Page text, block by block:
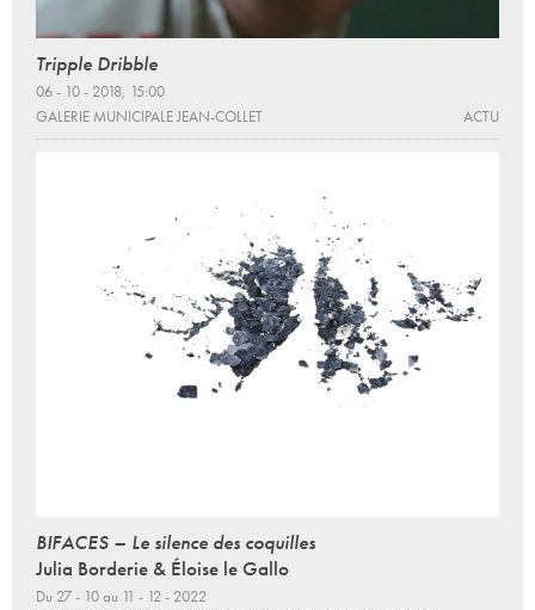
Tripple Dribble
06 - 10 - 2018, 15:00
GALERIE MUNICIPALE JEAN-COLLET
ACTU
BIFACES – Le silence des coquilles
Julia Borderie & Éloise le Gallo
Du 27 - 10 au 11 - 12 - 2022